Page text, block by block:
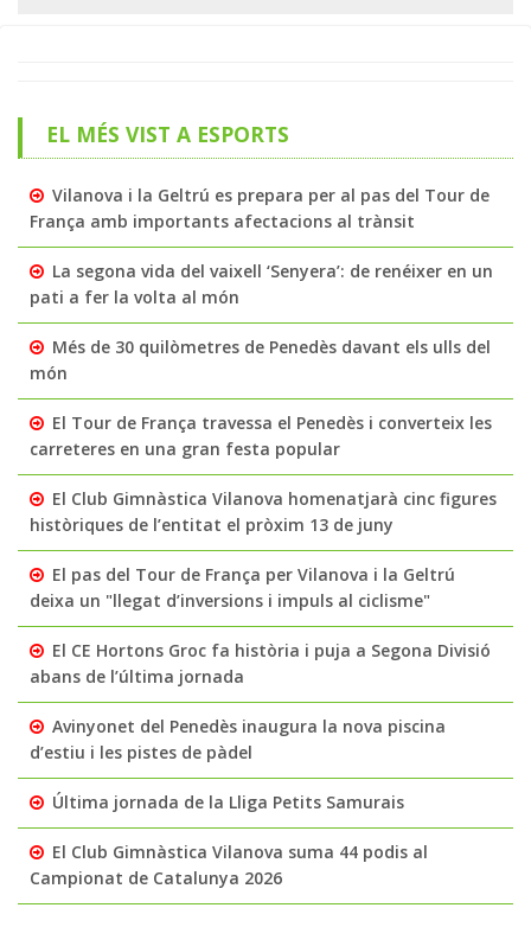
EL MÉS VIST A ESPORTS
Vilanova i la Geltrú es prepara per al pas del Tour de
França amb importants afectacions al trànsit
La segona vida del vaixell ‘Senyera’: de renéixer en un
pati a fer la volta al món
Més de 30 quilòmetres de Penedès davant els ulls del
món
El Tour de França travessa el Penedès i converteix les
carreteres en una gran festa popular
El Club Gimnàstica Vilanova homenatjarà cinc figures
històriques de l’entitat el pròxim 13 de juny
El pas del Tour de França per Vilanova i la Geltrú
deixa un "llegat d’inversions i impuls al ciclisme"
El CE Hortons Groc fa història i puja a Segona Divisió
abans de l’última jornada
Avinyonet del Penedès inaugura la nova piscina
d’estiu i les pistes de pàdel
Última jornada de la Lliga Petits Samurais
El Club Gimnàstica Vilanova suma 44 podis al
Campionat de Catalunya 2026